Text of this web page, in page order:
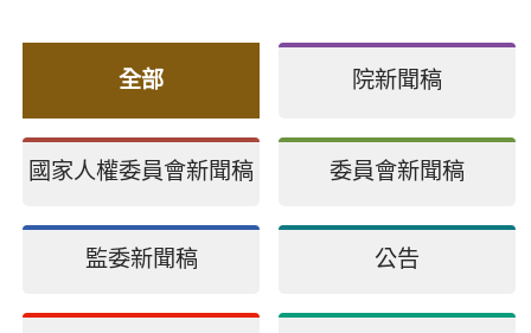
全部 院新聞稿
國家人權委員會新聞稿 委員會新聞稿
監委新聞稿 公告